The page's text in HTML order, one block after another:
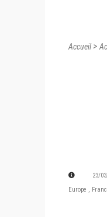
Accueil>
23/
Europe ,